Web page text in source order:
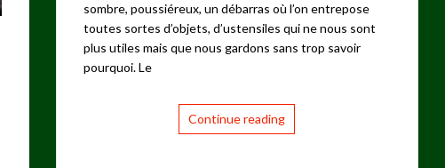
sombre, poussiéreux, un débarras où l’on entrepose
toutes sortes d’objets, d’ustensiles qui ne nous sont
plus utiles mais que nous gardons sans trop savoir
pourquoi. Le
Continue reading